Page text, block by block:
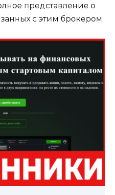
представление о
с этим брокером.